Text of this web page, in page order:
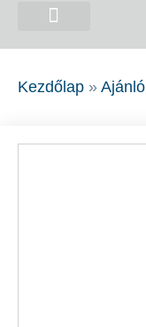
Kezdőlap » Ajánló